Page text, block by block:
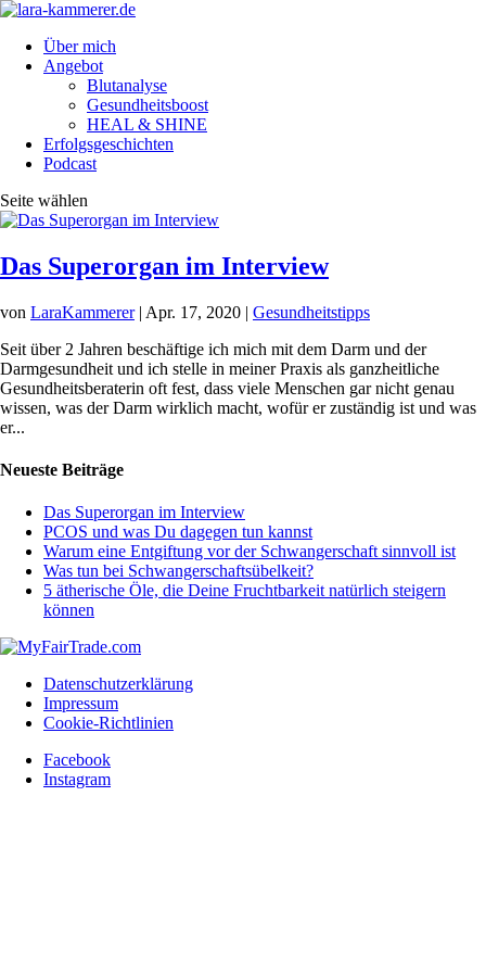
Über mich
Angebot
Blutanalyse
Gesundheitsboost
HEAL & SHINE
Erfolgsgeschichten
Podcast
Seite wählen
Das Superorgan im Interview
von LaraKammerer| Apr. 17, 2020 | Gesundheitstipps
Seit über 2 Jahren beschäftige ich mich mit dem Darm und der
Darmgesundheit und ich stelle in meiner Praxis als ganzheitliche
Gesundheitsberaterin oft fest, dass viele Menschen gar nicht genau
wissen, was der Darm wirklich macht, wofür er zuständig ist und was
er...
Neueste Beiträge
Das Superorgan im Interview
PCOS und was Du dagegen tun kannst
Warum eine Entgiftung vor der Schwangerschaft sinnvoll ist
Was tun bei Schwangerschaftsübelkeit?
5 ätherische Öle, die Deine Fruchtbarkeit natürlich steigern
können
Datenschutzerklärung
Impressum
Cookie-Richtlinien
Facebook
Instagram